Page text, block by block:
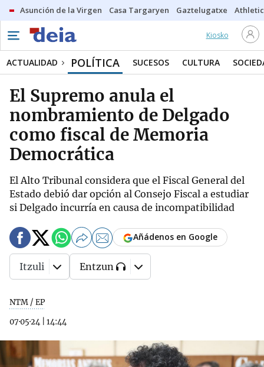
Asunción de la Virgen Casa Targaryen Gaztelugatxe Athletic
Kiosko
ACTUALIDAD POLÍTICA SUCESOS CULTURA
El Supremo anula el
nombramiento de Delgado
como fiscal de Memoria
Democrática
El Alto Tribunal considera que el Fiscal General del
Estado debió dar opción al Consejo Fiscal a estudiar
si Delgado incurría en causa de incompatibilidad
NTM / EP
07·05·24
14:44
Añádenos en Google
Itzuli Entzun